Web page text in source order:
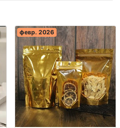
февр. 2026